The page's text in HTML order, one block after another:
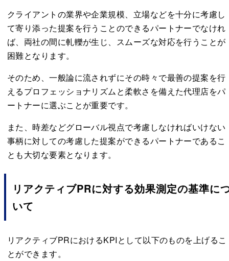
クライアントの業界や企業規模、立場などを十分に考慮し
て寄り添った提案を行うことのできるパートナーでなけれ
ば、両社の間に軋轢が生じ、スムーズな対応を行うことが
困難となります。
そのため、一般論に流されずにその時々で最善の提案を行
えるプロフェッショナリズムと柔軟さを備えた代理店をパ
ートナーに選ぶことが重要です。
また、時差などグローバル視点で考慮しなければいけない
事柄に対しての考慮した提案ができるパートナーであるこ
とも大切な要素となります。
リアクティブPRに対する効果測定の基準に
いて
リアクティブPRにおけるKPIとして以下のものを上げるこ
とができます。